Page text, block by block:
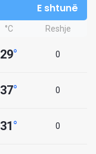
E shtunë
°C Reshje
29° 0
37° 0
31° 0